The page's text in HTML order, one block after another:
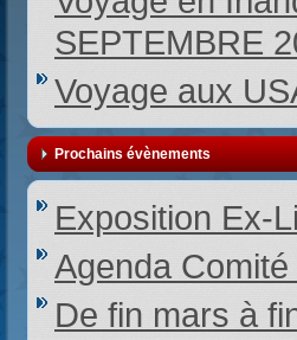
SEPTEMBRE
Voyage aux
Prochains évènements
Exposition Ex-
Agenda
De fin mars à